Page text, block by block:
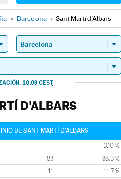
» Barcelona » Sant Martí d'Albars
10.09 CEST
D'ALBARS
DE SANT MARTÍ D'ALBARS
100 %
83 88,3 %
11 11,7 %